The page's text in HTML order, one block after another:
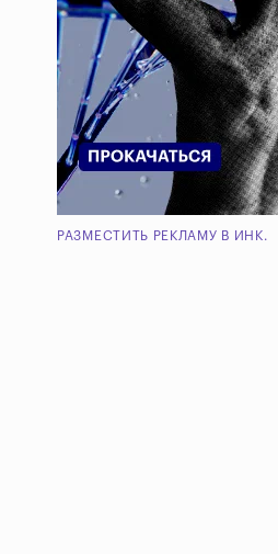
РАЗМЕСТИТЬ РЕКЛАМУ В ИНК.